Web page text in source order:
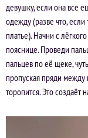
девушку, если она все
одежду (разве что, если
платье). Начни с
пояснице. Проведи
пальцев по её щеке,
пропуская пряди между
торопится. Это